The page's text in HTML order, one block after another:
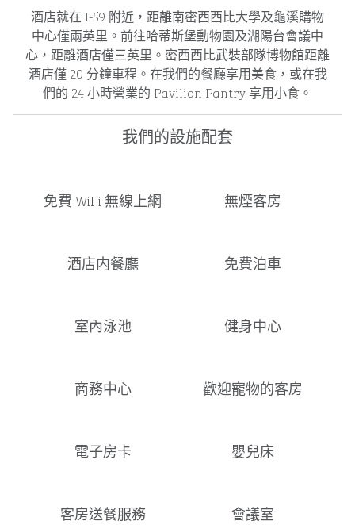
酒店就在 I-59 附近，距離南密西西比大學及龜溪購物
中心僅兩英里。前往哈蒂斯堡動物園及湖陽台會議中
心，距離酒店僅三英里。密西西比武裝部隊博物館距離
酒店僅 20 分鐘車程。在我們的餐廳享用美食，或在我
們的 24 小時營業的 Pavilion Pantry 享用小食。
我們的設施配套
免費 WiFi 無線上網 無煙客房
酒店内餐廳 免費泊車
室內泳池 健身中心
商務中心 歡迎寵物的客房
電子房卡 嬰兒床
客房送餐服務 會議室